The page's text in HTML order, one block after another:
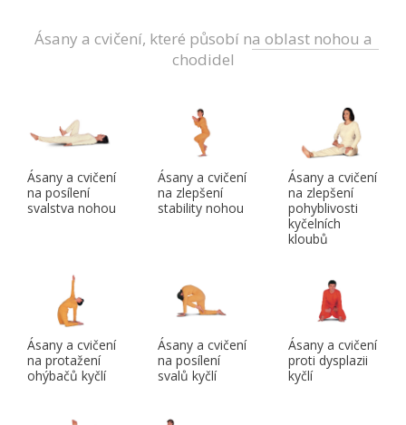
Ásany a cvičení, které působí na oblast nohou a
chodidel
Ásany a cvičení
na posílení
svalstva nohou
Ásany a cvičení
na zlepšení
stability nohou
Ásany a cvičení
na zlepšení
pohyblivosti
kyčelních
kloubů
Ásany a cvičení
na protažení
ohýbačů kyčlí
Ásany a cvičení
na posílení
svalů kyčlí
Ásany a cvičení
proti dysplazii
kyčlí